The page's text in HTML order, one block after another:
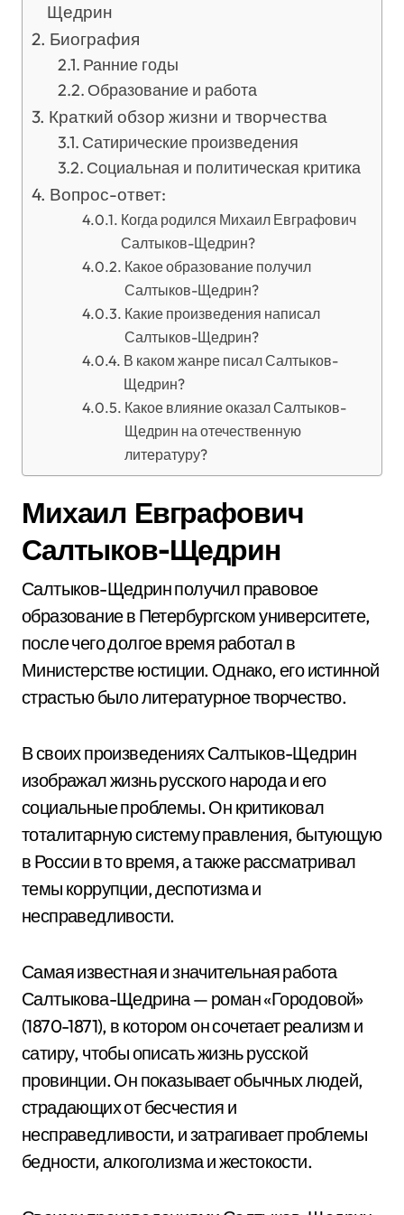
Щедрин
Биография
Ранние годы
Образование и работа
Краткий обзор жизни и творчества
Сатирические произведения
Социальная и политическая критика
Вопрос-ответ:
Когда родился Михаил Евграфович
Салтыков-Щедрин?
Какое образование получил
Салтыков-Щедрин?
Какие произведения написал
Салтыков-Щедрин?
В каком жанре писал Салтыков-
Щедрин?
Какое влияние оказал Салтыков-
Щедрин на отечественную
литературу?
Михаил Евграфович
Салтыков-Щедрин
Салтыков-Щедрин получил правовое
образование в Петербургском университете,
после чего долгое время работал в
Министерстве юстиции. Однако, его истинной
страстью было литературное творчество.
В своих произведениях Салтыков-Щедрин
изображал жизнь русского народа и его
социальные проблемы. Он критиковал
тоталитарную систему правления, бытующую
в России в то время, а также рассматривал
темы коррупции, деспотизма и
несправедливости.
Самая известная и значительная работа
Салтыкова-Щедрина — роман «Городовой»
(1870-1871), в котором он сочетает реализм и
сатиру, чтобы описать жизнь русской
провинции. Он показывает обычных людей,
страдающих от бесчестия и
несправедливости, и затрагивает проблемы
бедности, алкоголизма и жестокости.